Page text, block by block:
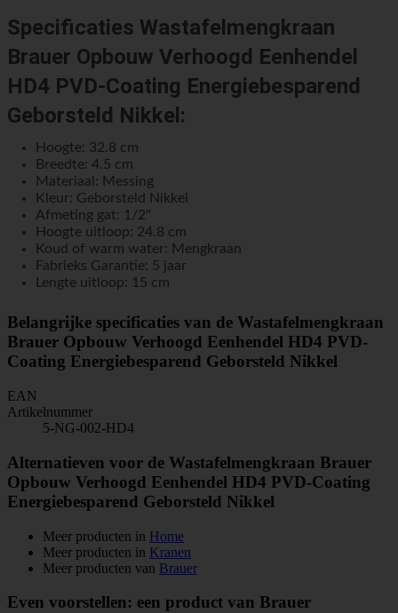
Specificaties Wastafelmengkraan
Brauer Opbouw Verhoogd Eenhendel
HD4 PVD-Coating Energiebesparend
Geborsteld Nikkel:
Hoogte: 32.8 cm
Breedte: 4.5 cm
Materiaal: Messing
Kleur: Geborsteld Nikkel
Afmeting gat: 1/2"
Hoogte uitloop: 24.8 cm
Koud of warm water: Mengkraan
Fabrieks Garantie: 5 jaar
Lengte uitloop: 15 cm
Belangrijke specificaties van de Wastafelmengkraan
Brauer Opbouw Verhoogd Eenhendel HD4 PVD-
Coating Energiebesparend Geborsteld Nikkel
EAN
Artikelnummer
5-NG-002-HD4
Alternatieven voor de Wastafelmengkraan Brauer
Opbouw Verhoogd Eenhendel HD4 PVD-Coating
Energiebesparend Geborsteld Nikkel
Meer producten in Home
Meer producten in Kranen
Meer producten van Brauer
Even voorstellen: een product van Brauer